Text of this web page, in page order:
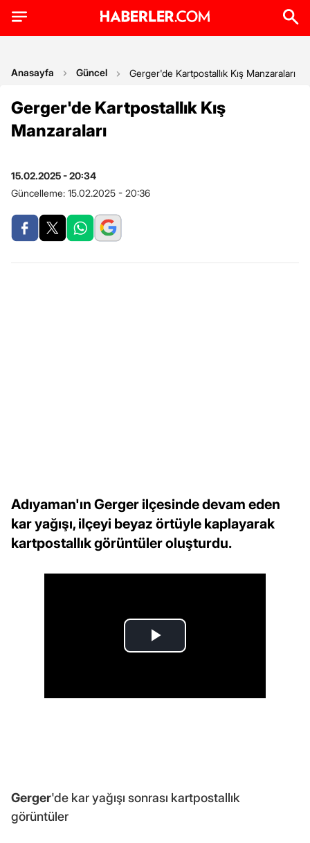
Anasayfa Güncel Gerger'de Kartpostallık Kış Manzaraları
Gerger'de Kartpostallık Kış
Manzaraları
15.02.2025 - 20:34
Güncelleme: 15.02.2025 - 20:36
Adıyaman'ın Gerger ilçesinde devam eden
kar yağışı, ilçeyi beyaz örtüyle kaplayarak
kartpostallık görüntüler oluşturdu.
Gerger'de kar yağışı sonrası kartpostallık
görüntüler